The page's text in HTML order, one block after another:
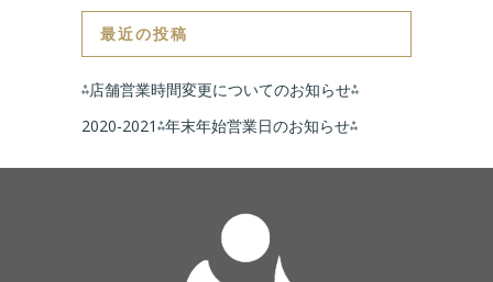
最近の投稿
⁂店舗営業時間変更についてのお知らせ⁂
2020-2021⁂年末年始営業日のお知らせ⁂